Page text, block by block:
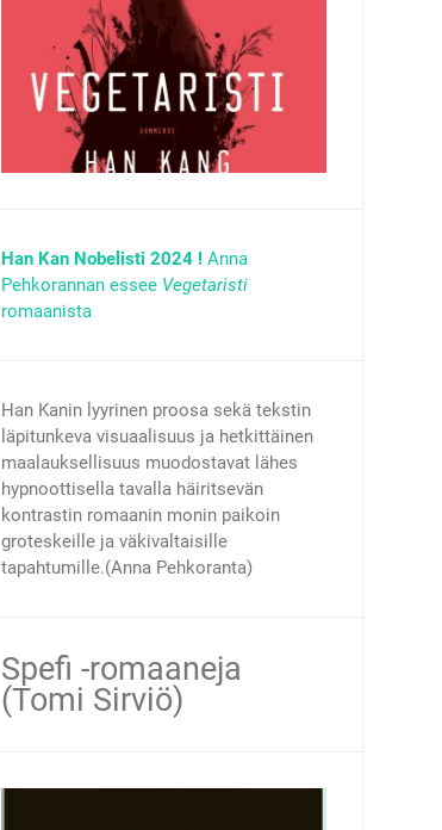
Han Kan Nobelisti 2024 ! Anna
Pehkorannan essee Vegetaristi
romaanista
Han Kanin lyyrinen proosa sekä tekstin
läpitunkeva visuaalisuus ja hetkittäinen
maalauksellisuus muodostavat lähes
hypnoottisella tavalla häiritsevän
kontrastin romaanin monin paikoin
groteskeille ja väkivaltaisille
tapahtumille.(Anna Pehkoranta)
Spefi -romaaneja
(Tomi Sirviö)